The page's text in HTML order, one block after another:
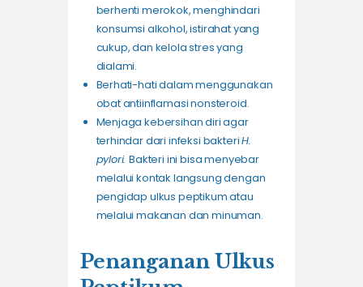
berhenti merokok, menghindari
konsumsi alkohol, istirahat yang
cukup, dan kelola stres yang
dialami.
Berhati-hati dalam menggunakan
obat antiinflamasi nonsteroid.
Menjaga kebersihan diri agar
terhindar dari infeksi bakteriH.
pylori.Bakteri ini bisa menyebar
melalui kontak langsung dengan
pengidap ulkus peptikum atau
melalui makanan dan minuman.
Penanganan Ulkus